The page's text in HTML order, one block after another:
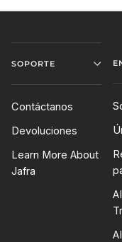
SOPORTE
Contáctanos
Devoluciones
Learn More About
Jafra